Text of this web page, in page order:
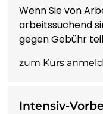
Wenn Sie von
arbeitssuchend
gegen Gebühr
zum Kurs
Intensiv-